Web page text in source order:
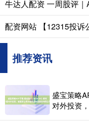
推荐资讯
盛宝策略
对外投资